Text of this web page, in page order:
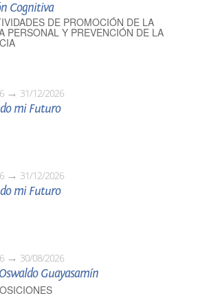
Cognitiva
DE PROMOCIÓN DE LA
PERSONAL Y PREVENCIÓN DE LA
31/12/2026
mi Futuro
31/12/2026
mi Futuro
30/08/2026
Guayasamín